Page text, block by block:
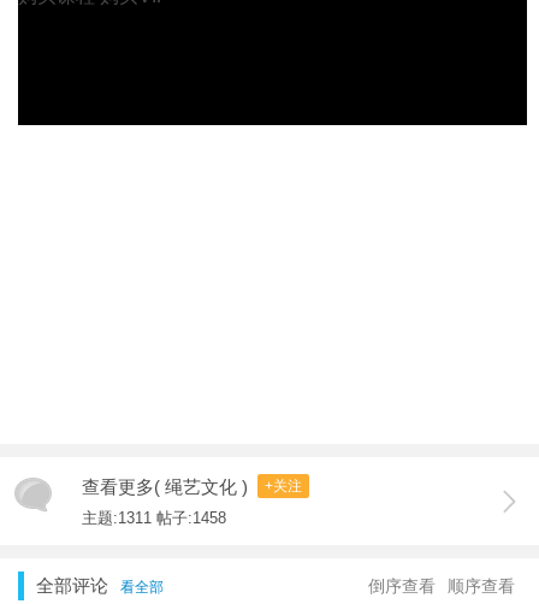
查看更多( 绳艺文化 ) +关注
主题:1311 帖子:1458
全部评论 看全部 顺序查看
倒序查看